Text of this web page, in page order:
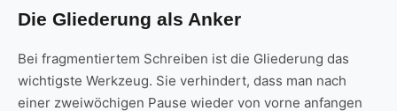
Die Gliederung als Anker
Bei fragmentiertem Schreiben ist die Gliederung das
wichtigste Werkzeug. Sie verhindert, dass man nach
einer zweiwöchigen Pause wieder von vorne anfangen